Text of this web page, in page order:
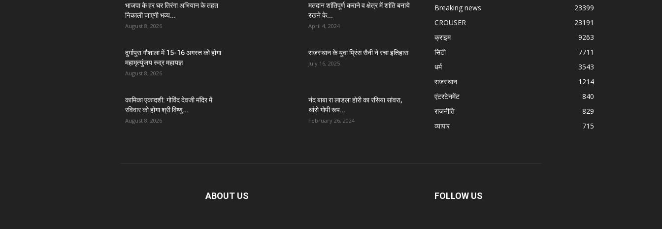
भाजपा के हर घर तिरंगा अभियान के तहत
निकाली जाएगी भव्य...
August 8, 2026
दुर्गापुरा गौशाला में 15-16 अगस्त को होगा
महामृत्युंजय रुद्र महायज्ञ
August 8, 2026
कामिका एकादशी: गोविंद देवजी मंदिर में
रविवार को होगा श्री विष्णु...
August 8, 2026
मतदान शांतिपूर्ण कराने व क्षेत्र में शांति बनाये
रखने के...
April 4, 2024
राजस्थान के युवा प्रिंस सैनी ने रचा इतिहास
July 16, 2025
नंद बाबा रा लाडला होरी का रसिया सांवरा,
थांरो गोपी रूप...
February 26, 2024
Breaking news
23399
CROUSER
23191
क्राइम
9263
सिटी
7711
धर्म
3543
राजस्थान
1214
एंटरटेनमेंट
840
राजनीति
829
व्यापार
715
ABOUT US FOLLOW US